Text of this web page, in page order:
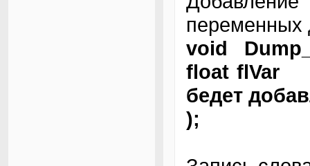
переменных
void
float flVar
бедет
);